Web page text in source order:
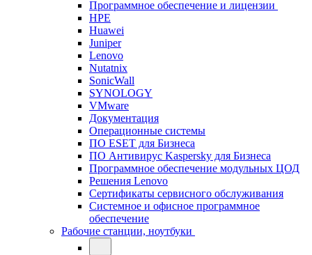
Программное обеспечение и лицензии
HPE
Huawei
Juniper
Lenovo
Nutatnix
SonicWall
SYNOLOGY
VMware
Документация
Операционные системы
ПО ESET для Бизнеса
ПО Антивирус Kaspersky для Бизнеса
Программное обеспечение модульных ЦОД
Решения Lenovo
Сертификаты сервисного обслуживания
Системное и офисное программное
обеспечение
Рабочие станции, ноутбуки